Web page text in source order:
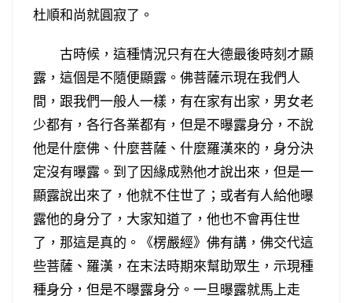
杜順和尚就圓寂了。
古時候，這種情況只有在大德最後時刻才顯
露，這個是不隨便顯露。佛菩薩示現在我們人
間，跟我們一般人一樣，有在家有出家，男女老
少都有，各行各業都有，但是不曝露身分，不說
他是什麼佛、什麼菩薩、什麼羅漢來的，身分決
定沒有曝露。到了因緣成熟他才說出來，但是一
顯露說出來了，他就不住世了；或者有人給他曝
露他的身分了，大家知道了，他也不會再住世
了，那這是真的。《楞嚴經》佛有講，佛交代這
些菩薩、羅漢，在末法時期來幫助眾生，示現種
種身分，但是不曝露身分。一旦曝露就馬上走